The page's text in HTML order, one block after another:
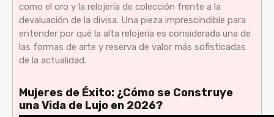
como el oro y la relojería de colección frente a la
devaluación de la divisa. Una pieza imprescindible para
entender por qué la alta relojería es considerada una de
las formas de arte y reserva de valor más sofisticadas
de la actualidad.
Mujeres de Éxito: ¿Cómo se Construye
una Vida de Lujo en 2026?